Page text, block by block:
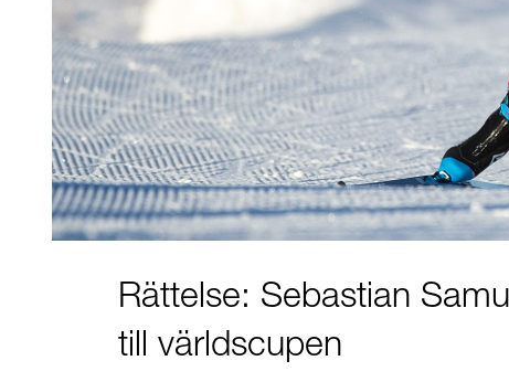
Rättelse: Sebastian
till världscupen